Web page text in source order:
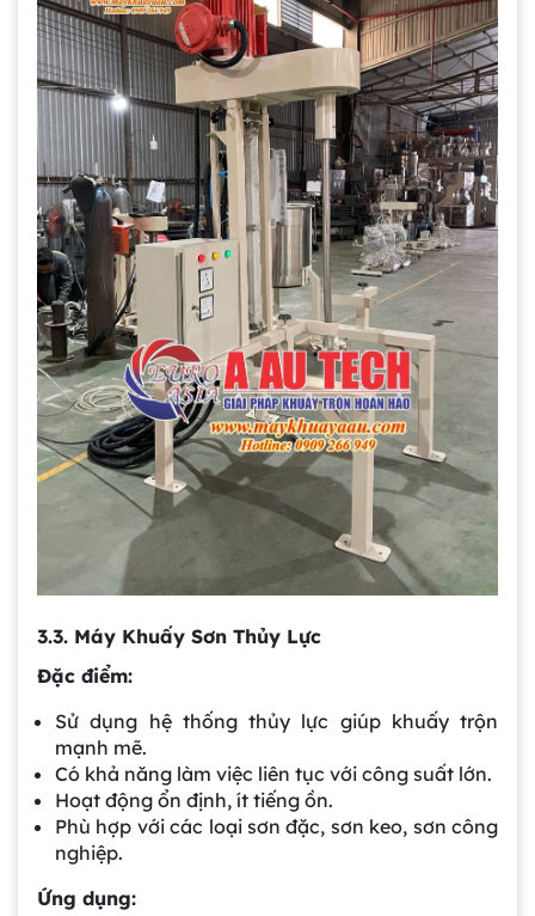
3.3. Máy Khuấy Sơn Thủy Lực
Đặc điểm:
Sử dụng hệ thống thủy lực giúp khuấy trộn
mạnh mẽ.
Có khả năng làm việc liên tục với công suất lớn.
Hoạt động ổn định, ít tiếng ồn.
Phù hợp với các loại sơn đặc, sơn keo, sơn công
nghiệp.
Ứng dụng: